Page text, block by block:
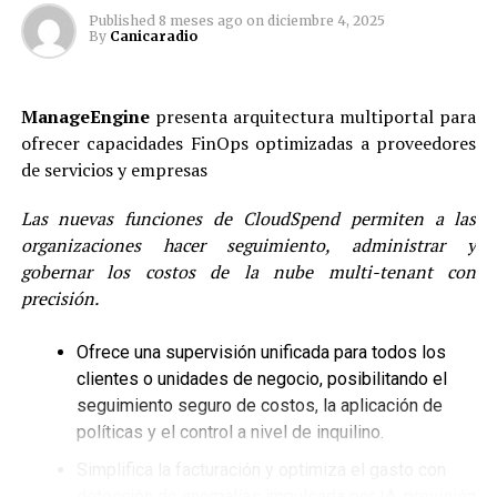
dependiendo del tipo de filtrado; los no conocedores
pudieron aprender, guiados por caficultores, cómo
EnCoffee Festhubo espacios para el deleite de todas
las familias, que pudieron aprender a preparar un
una bebida tan cercana para los colombianos, pero de la
que aún hay mucho desconocimiento.
El Concurso de Arte Latte maravilló a niños y adultos
diseños que cada uno de los participantes creó con
mucho esmero.
Y hubo espacio para la música, la Banda Sinfónica
Published 8 meses ago on diciembre 4, 2025
By Canicaradio
ManageEnginepresenta arquitectura multiportal para
ofrecer capacidades FinOps optimizadas a proveedores
de servicios y empresas
Las nuevas funciones de CloudSpend permiten a las
organizaciones hacer seguimiento, administrar y
gobernar los costos de la nube multi-tenant con
precisión.
Ofrece una supervisión unificada para todos los
clientes o unidades de negocio, posibilitando el
seguimiento seguro de costos, la aplicación de
políticas y el control a nivel de inquilino.